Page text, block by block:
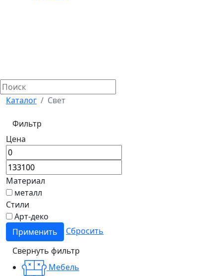
Каталог Свет
Фильтр
Цена
Материал
металл
Стили
Арт-деко
Применить
Сбросить
Свернуть фильтр
Мебель